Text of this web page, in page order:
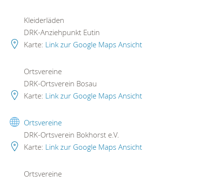
Kleiderläden
DRK-Anziehpunkt Eutin
Karte: Link zur Google Maps Ansicht
Ortsvereine
DRK-Ortsverein Bosau
Karte: Link zur Google Maps Ansicht
Ortsvereine
DRK-Ortsverein Bokhorst e.V.
Karte: Link zur Google Maps Ansicht
Ortsvereine